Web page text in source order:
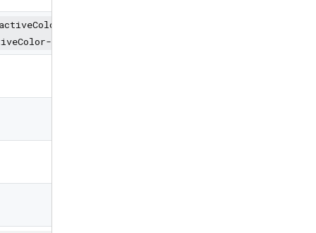
select,activeColor-selectBg,activeColor-
transparent,activeColor-{Material Colors}